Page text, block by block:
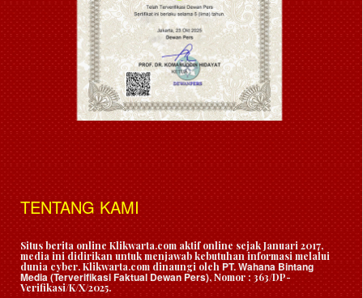
TENTANG KAMI
Situs berita online Klikwarta.com aktif online sejak Januari 2017,
media ini didirikan untuk menjawab kebutuhan informasi melalui
dunia cyber. Klikwarta.com dinaungi oleh PT. Wahana Bintang
Media (Terverifikasi Faktual Dewan Pers), Nomor : 363/DP-
Verifikasi/K/X/2025.